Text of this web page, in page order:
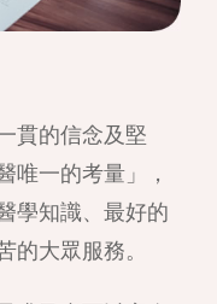
貫的信念及堅
唯一的考量」，
學知識、最好的
的大眾服務。